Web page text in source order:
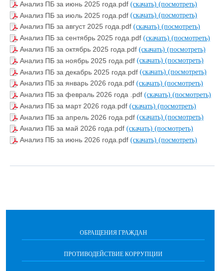
Анализ ПБ за июнь 2025 года.pdf (скачать) (посмотреть)
Анализ ПБ за июль 2025 года.pdf (скачать) (посмотреть)
Анализ ПБ за август 2025 года.pdf (скачать) (посмотреть)
Анализ ПБ за сентябрь 2025 года.pdf (скачать) (посмотреть)
Анализ ПБ за октябрь 2025 года.pdf (скачать) (посмотреть)
Анализ ПБ за ноябрь 2025 года.pdf (скачать) (посмотреть)
Анализ ПБ за декабрь 2025 года.pdf (скачать) (посмотреть)
Анализ ПБ за январь 2026 года.pdf (скачать) (посмотреть)
Анализ ПБ за февраль 2026 года .pdf (скачать) (посмотреть)
Анализ ПБ за март 2026 года.pdf (скачать) (посмотреть)
Анализ ПБ за апрель 2026 года.pdf (скачать) (посмотреть)
Анализ ПБ за май 2026 года.pdf (скачать) (посмотреть)
Анализ ПБ за июнь 2026 года.pdf (скачать) (посмотреть)
ОБРАЩЕНИЯ ГРАЖДАН
ПРОТИВОДЕЙСТВИЕ КОРРУПЦИИ